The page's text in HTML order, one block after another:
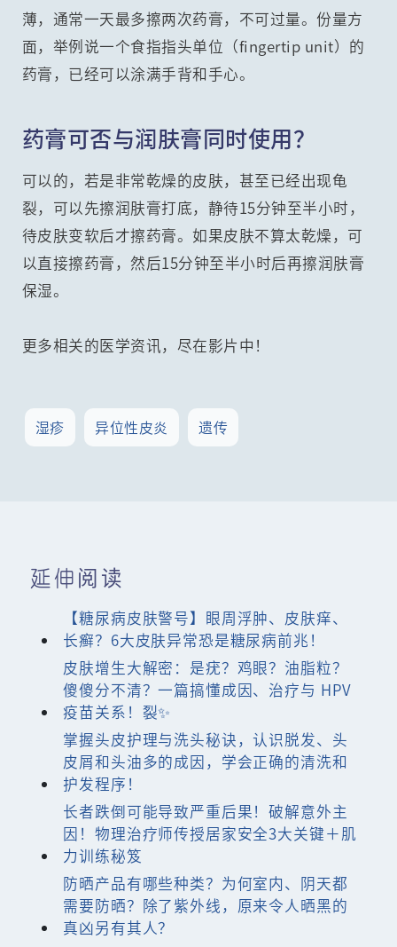
薄，通常一天最多擦两次药膏，不可过量。份量方
面，举例说一个食指指头单位（fingertip unit）的
药膏，已经可以涂满手背和手心。
药膏可否与润肤膏同时使用？
可以的，若是非常乾燥的皮肤，甚至已经出现龟
裂，可以先擦润肤膏打底，静待15分钟至半小时，
待皮肤变软后才擦药膏。如果皮肤不算太乾燥，可
以直接擦药膏，然后15分钟至半小时后再擦润肤膏
保湿。
更多相关的医学资讯，尽在影片中！
湿疹 异位性皮炎 遗传
延伸阅读
【糖尿病皮肤警号】眼周浮肿、皮肤痒、
长癣？6大皮肤异常恐是糖尿病前兆！
皮肤增生大解密：是疣？鸡眼？油脂粒？
傻傻分不清？一篇搞懂成因、治疗与 HPV
疫苗关系！裂✨
掌握头皮护理与洗头秘诀，认识脱发、头
皮屑和头油多的成因，学会正确的清洗和
护发程序！
长者跌倒可能导致严重后果！破解意外主
因！物理治疗师传授居家安全3大关键＋肌
力训练秘笈
防晒产品有哪些种类？为何室内、阴天都
需要防晒？除了紫外线，原来令人晒黑的
真凶另有其人？